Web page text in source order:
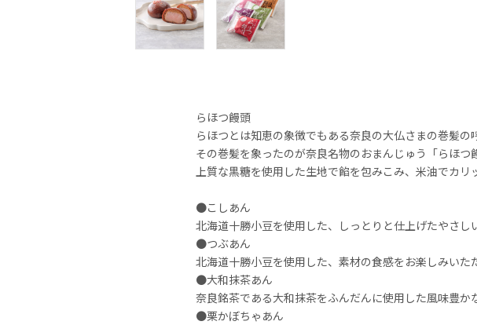
らほつ饅頭
らほつとは知恵の象徴でもある奈良の大仏さまの巻髪の
その巻髪を象ったのが奈良名物のおまんじゅう「らほつ
上質な黒糖を使用した生地で餡を包みこみ、米油でカ
●こしあん
北海道十勝小豆を使用した、しっとりと仕上げたやさし
●つぶあん
北海道十勝小豆を使用した、素材の食感をお楽しみいた
●大和抹茶あん
奈良銘茶である大和抹茶をふんだんに使用した風味豊か
●栗かぼちゃあん